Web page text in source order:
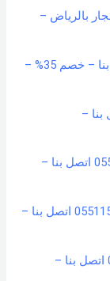
بالرياض –
شركة تنظيف كنب بحائل – 0551154864 اتصل بنا – خصم 35% –
– 0551154864 اتصل بنا –
دينا نقل عفش بحائل – خصم 35 % – 0551154864 اتصل بنا –
شركة تنظيف خزانات بحائل خصم 35% – 0551154864 اتصل بنا –
شركة تنظيف كنب بحفر الباطن – 0551154864 اتصل بنا –